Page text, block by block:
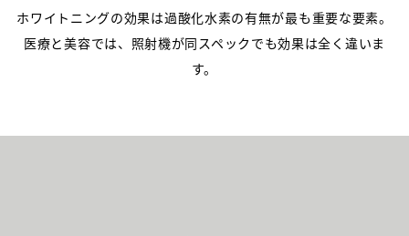
ホワイトニングの効果は過酸化水素の有無が最も重要な要素。
医療と美容では、照射機が同スペックでも効果は全く違いま
す。